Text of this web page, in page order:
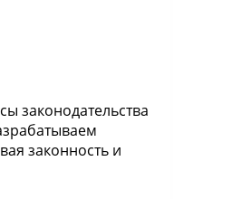
законодательства
законность и